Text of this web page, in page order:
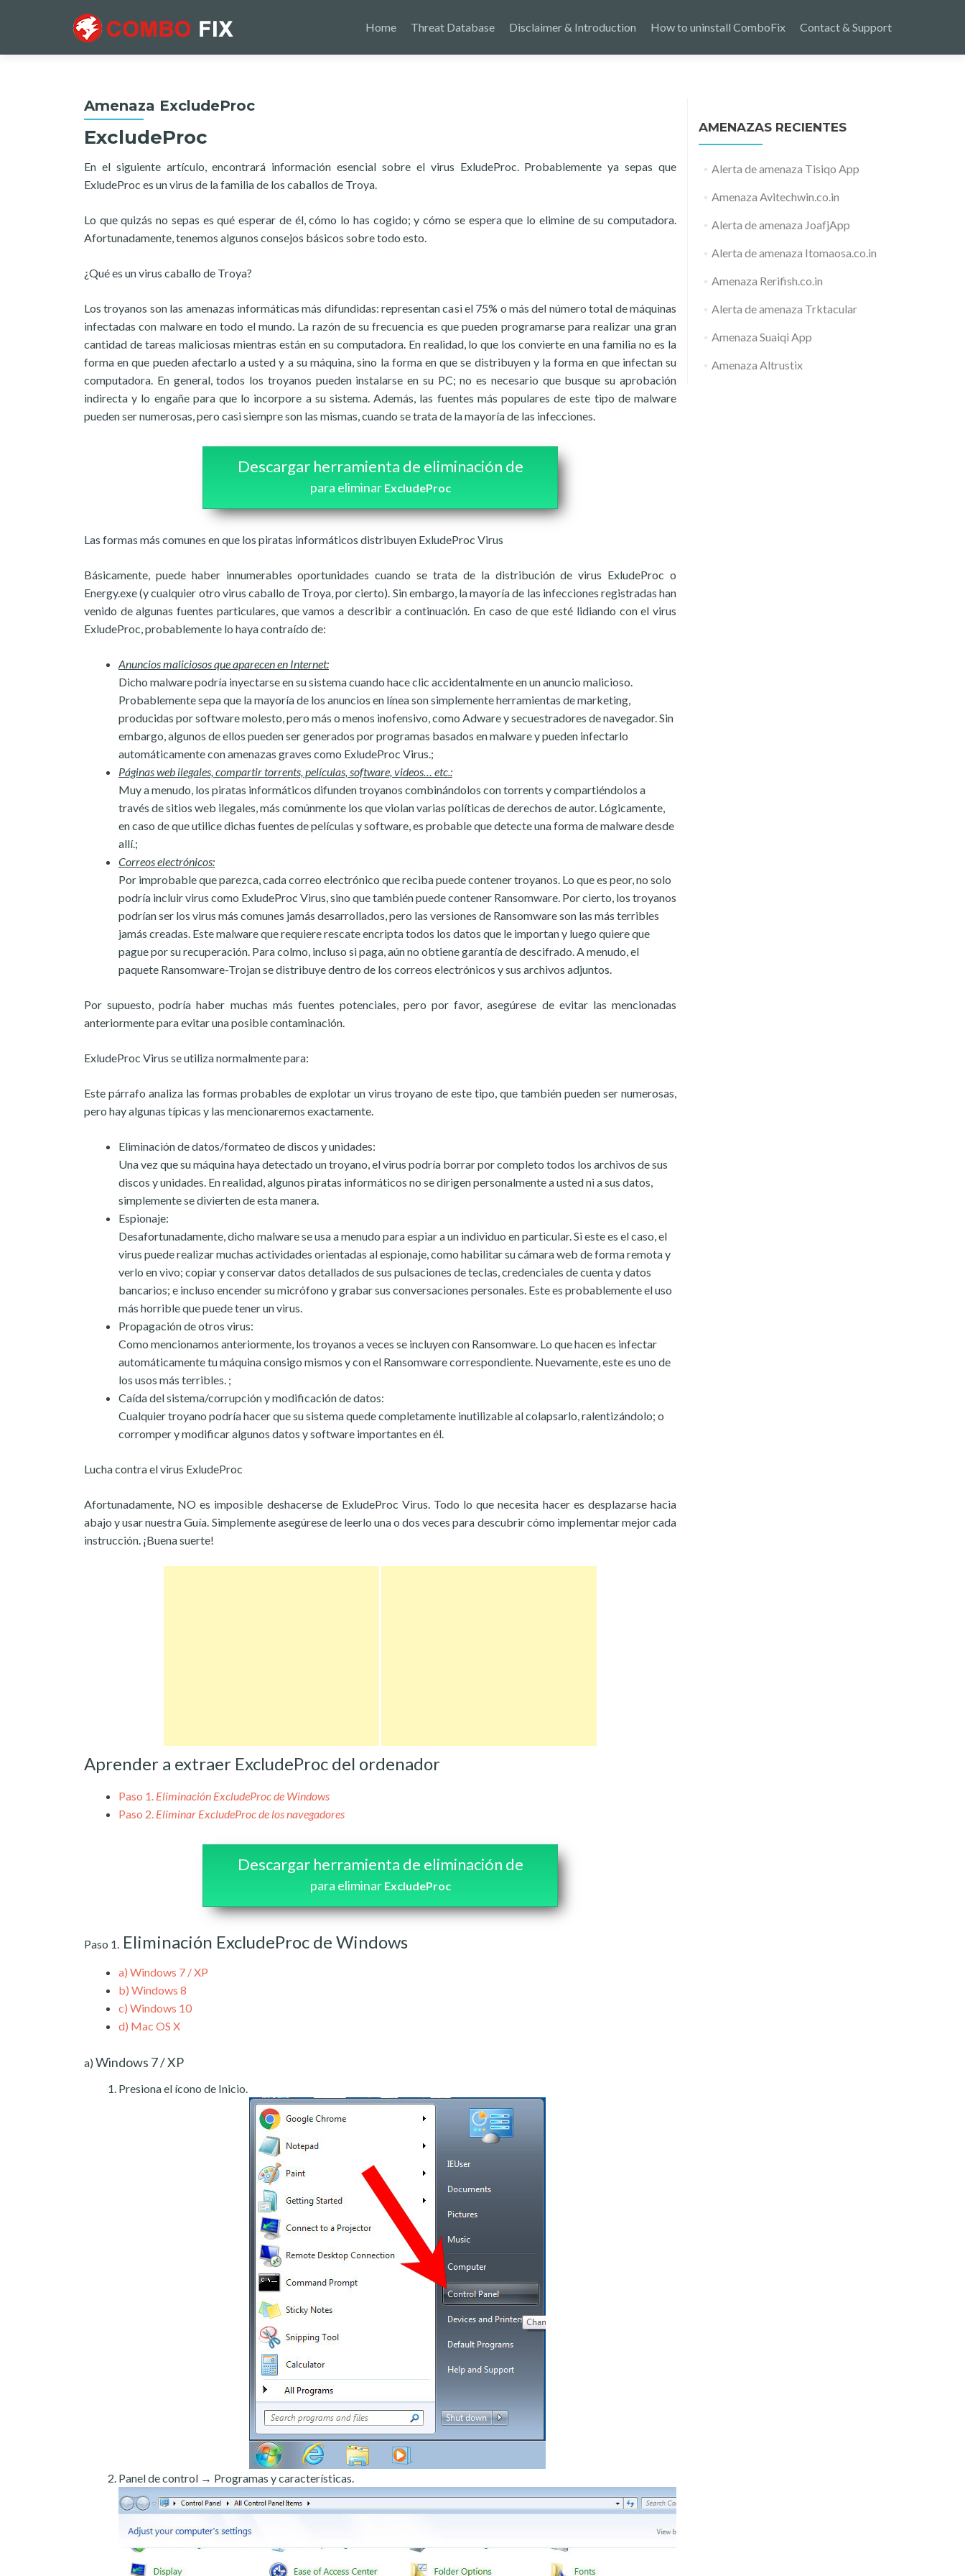
Home Threat Database Disclaimer & Introduction How to uninstall ComboFix Contact & Support
Amenaza ExcludeProc
ExcludeProc
En el siguiente artículo, encontrará información esencial sobre el virus ExludeProc. Probablemente ya sepas que
ExludeProc es un virus de la familia de los caballos de Troya.
Lo que quizás no sepas es qué esperar de él, cómo lo has cogido; y cómo se espera que lo elimine de su computadora.
Afortunadamente, tenemos algunos consejos básicos sobre todo esto.
¿Qué es un virus caballo de Troya?
Los troyanos son las amenazas informáticas más difundidas: representan casi el 75% o más del número total de máquinas
infectadas con malware en todo el mundo. La razón de su frecuencia es que pueden programarse para realizar una gran
cantidad de tareas maliciosas mientras están en su computadora. En realidad, lo que los convierte en una familia no es la
forma en que pueden afectarlo a usted y a su máquina, sino la forma en que se distribuyen y la forma en que infectan su
computadora. En general, todos los troyanos pueden instalarse en su PC; no es necesario que busque su aprobación
indirecta y lo engañe para que lo incorpore a su sistema. Además, las fuentes más populares de este tipo de malware
pueden ser numerosas, pero casi siempre son las mismas, cuando se trata de la mayoría de las infecciones.
Descargar herramienta de eliminación de
para eliminar ExcludeProc
Las formas más comunes en que los piratas informáticos distribuyen ExludeProc Virus
Básicamente, puede haber innumerables oportunidades cuando se trata de la distribución de virus ExludeProc o
Energy.exe (y cualquier otro virus caballo de Troya, por cierto). Sin embargo, la mayoría de las infecciones registradas han
venido de algunas fuentes particulares, que vamos a describir a continuación. En caso de que esté lidiando con el virus
ExludeProc, probablemente lo haya contraído de:
Anuncios maliciosos que aparecen en Internet:
Dicho malware podría inyectarse en su sistema cuando hace clic accidentalmente en un anuncio malicioso.
Probablemente sepa que la mayoría de los anuncios en línea son simplemente herramientas de marketing,
producidas por software molesto, pero más o menos inofensivo, como Adware y secuestradores de navegador. Sin
embargo, algunos de ellos pueden ser generados por programas basados en malware y pueden infectarlo
automáticamente con amenazas graves como ExludeProc Virus.;
Páginas web ilegales, compartir torrents, películas, software, videos… etc.:
Muy a menudo, los piratas informáticos difunden troyanos combinándolos con torrents y compartiéndolos a
través de sitios web ilegales, más comúnmente los que violan varias políticas de derechos de autor. Lógicamente,
en caso de que utilice dichas fuentes de películas y software, es probable que detecte una forma de malware desde
allí.;
Correos electrónicos:
Por improbable que parezca, cada correo electrónico que reciba puede contener troyanos. Lo que es peor, no solo
podría incluir virus como ExludeProc Virus, sino que también puede contener Ransomware. Por cierto, los troyanos
podrían ser los virus más comunes jamás desarrollados, pero las versiones de Ransomware son las más terribles
jamás creadas. Este malware que requiere rescate encripta todos los datos que le importan y luego quiere que
pague por su recuperación. Para colmo, incluso si paga, aún no obtiene garantía de descifrado. A menudo, el
paquete Ransomware-Trojan se distribuye dentro de los correos electrónicos y sus archivos adjuntos.
Por supuesto, podría haber muchas más fuentes potenciales, pero por favor, asegúrese de evitar las mencionadas
anteriormente para evitar una posible contaminación.
ExludeProc Virus se utiliza normalmente para:
Este párrafo analiza las formas probables de explotar un virus troyano de este tipo, que también pueden ser numerosas,
pero hay algunas típicas y las mencionaremos exactamente.
Eliminación de datos/formateo de discos y unidades:
Una vez que su máquina haya detectado un troyano, el virus podría borrar por completo todos los archivos de sus
discos y unidades. En realidad, algunos piratas informáticos no se dirigen personalmente a usted ni a sus datos,
simplemente se divierten de esta manera.
Espionaje:
Desafortunadamente, dicho malware se usa a menudo para espiar a un individuo en particular. Si este es el caso, el
virus puede realizar muchas actividades orientadas al espionaje, como habilitar su cámara web de forma remota y
verlo en vivo; copiar y conservar datos detallados de sus pulsaciones de teclas, credenciales de cuenta y datos
bancarios; e incluso encender su micrófono y grabar sus conversaciones personales. Este es probablemente el uso
más horrible que puede tener un virus.
Propagación de otros virus:
Como mencionamos anteriormente, los troyanos a veces se incluyen con Ransomware. Lo que hacen es infectar
automáticamente tu máquina consigo mismos y con el Ransomware correspondiente. Nuevamente, este es uno de
los usos más terribles. ;
Caída del sistema/corrupción y modificación de datos:
Cualquier troyano podría hacer que su sistema quede completamente inutilizable al colapsarlo, ralentizándolo; o
corromper y modificar algunos datos y software importantes en él.
Lucha contra el virus ExludeProc
Afortunadamente, NO es imposible deshacerse de ExludeProc Virus. Todo lo que necesita hacer es desplazarse hacia
abajo y usar nuestra Guía. Simplemente asegúrese de leerlo una o dos veces para descubrir cómo implementar mejor cada
instrucción. ¡Buena suerte!
Aprender a extraer ExcludeProc del ordenador
Paso 1. Eliminación ExcludeProc de Windows
Paso 2. Eliminar ExcludeProc de los navegadores
Descargar herramienta de eliminación de
para eliminar ExcludeProc
Paso 1. Eliminación ExcludeProc de Windows
a) Windows 7 / XP
b) Windows 8
c) Windows 10
d) Mac OS X
a) Windows 7 / XP
Presiona el ícono de Inicio.
Panel de control → Programas y características.
AMENAZAS RECIENTES
Alerta de amenaza Tisiqo App
Amenaza Avitechwin.co.in
Alerta de amenaza JoafjApp
Alerta de amenaza Itomaosa.co.in
Amenaza Rerifish.co.in
Alerta de amenaza Trktacular
Amenaza Suaiqi App
Amenaza Altrustix